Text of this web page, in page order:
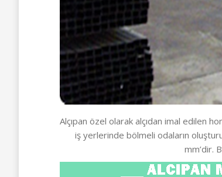
Alçıpan özel olarak alçıdan imal edilen
iş yerlerinde bölmeli odaların
mm’dir.